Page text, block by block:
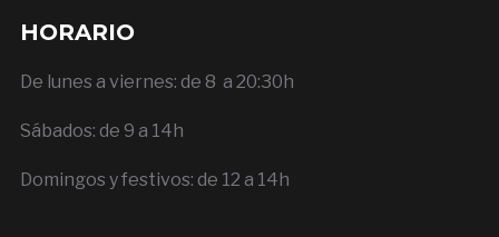
HORARIO
De lunes a viernes: de 8 a 20:30h
Sábados: de 9 a 14h
Domingos y festivos: de 12 a 14h